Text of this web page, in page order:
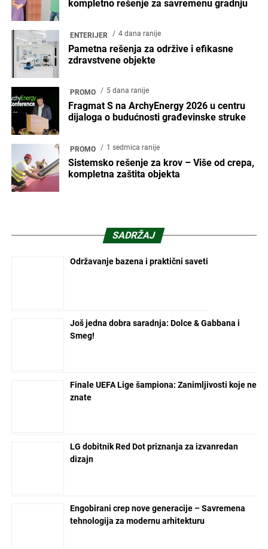
kompletno rešenje za savremenu gradnju
ENTERIJER 4 dana ranije
Pametna rešenja za održive i efikasne
zdravstvene objekte
PROMO 5 dana ranije
Fragmat S na ArchyEnergy 2026 u centru
dijaloga o budućnosti građevinske struke
PROMO 1 sedmica ranije
Sistemsko rešenje za krov – Više od crepa,
kompletna zaštita objekta
SADRŽAJ
Održavanje bazena i praktični saveti
Još jedna dobra saradnja: Dolce & Gabbana i
Smeg!
Finale UEFA Lige šampiona: Zanimljivosti koje ne
znate
LG dobitnik Red Dot priznanja za izvanredan
dizajn
Engobirani crep nove generacije – Savremena
tehnologija za modernu arhitekturu